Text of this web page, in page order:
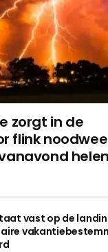
zorgt in de
flink
vast op de